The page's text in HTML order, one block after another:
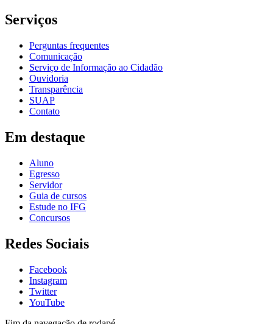
Serviços
Perguntas frequentes
Comunicação
Serviço de Informação ao Cidadão
Ouvidoria
Transparência
SUAP
Contato
Em destaque
Aluno
Egresso
Servidor
Guia de cursos
Estude no IFG
Concursos
Redes Sociais
Facebook
Instagram
Twitter
YouTube